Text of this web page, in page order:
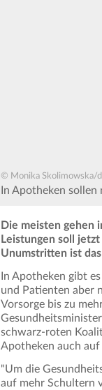
© Monika Skolimowska/
In Apotheken
Die meisten gehen
Leistungen soll
Unumstritten ist
In Apotheken gibt
und Patienten aber
Vorsorge bis zu
schwarz-roten
Apotheken auch
"Um die
auf mehr Schultern